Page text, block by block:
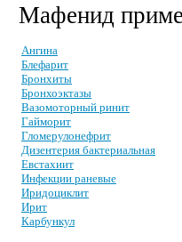
Мафенид
Ангина
Блефарит
Бронхиты
Бронхоэктазы
Вазомоторный ринит
Гайморит
Гломерулонефрит
Дизентерия бактериальная
Евстахиит
Инфекции раневые
Иридоциклит
Ирит
Карбункул